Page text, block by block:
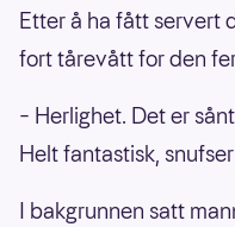
Etter å ha fått servert
fort tårevått for den
– Herlighet. Det er
Helt fantastisk,
I bakgrunnen satt